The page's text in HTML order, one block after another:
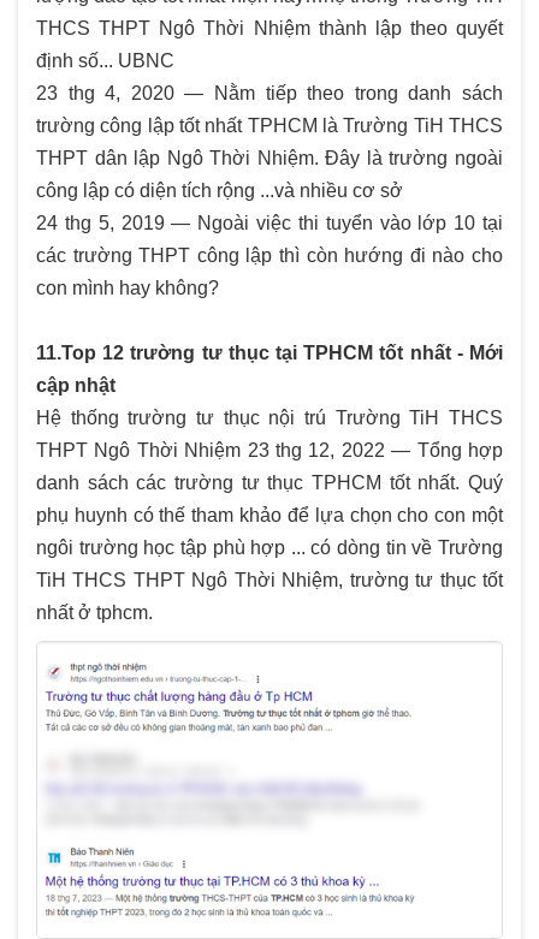
THCS THPT Ngô Thời Nhiệm thành lập theo quyết
định số... UBNC
23 thg 4, 2020 — Nằm tiếp theo trong danh sách
trường công lập tốt nhất TPHCM là Trường TiH THCS
THPT dân lập Ngô Thời Nhiệm. Đây là trường ngoài
công lập có diện tích rộng ...và nhiều cơ sở
24 thg 5, 2019 — Ngoài việc thi tuyển vào lớp 10 tại
các trường THPT công lập thì còn hướng đi nào cho
con mình hay không?
11.Top 12 trường tư thục tại TPHCM tốt nhất - Mới
cập nhật
Hệ thống trường tư thục nội trú Trường TiH THCS
THPT Ngô Thời Nhiệm 23 thg 12, 2022 — Tổng hợp
danh sách các trường tư thục TPHCM tốt nhất. Quý
phụ huynh có thế tham khảo để lựa chọn cho con một
ngôi trường học tập phù hợp ... có dòng tin về Trường
TiH THCS THPT Ngô Thời Nhiệm, trường tư thục tốt
nhất ở tphcm.